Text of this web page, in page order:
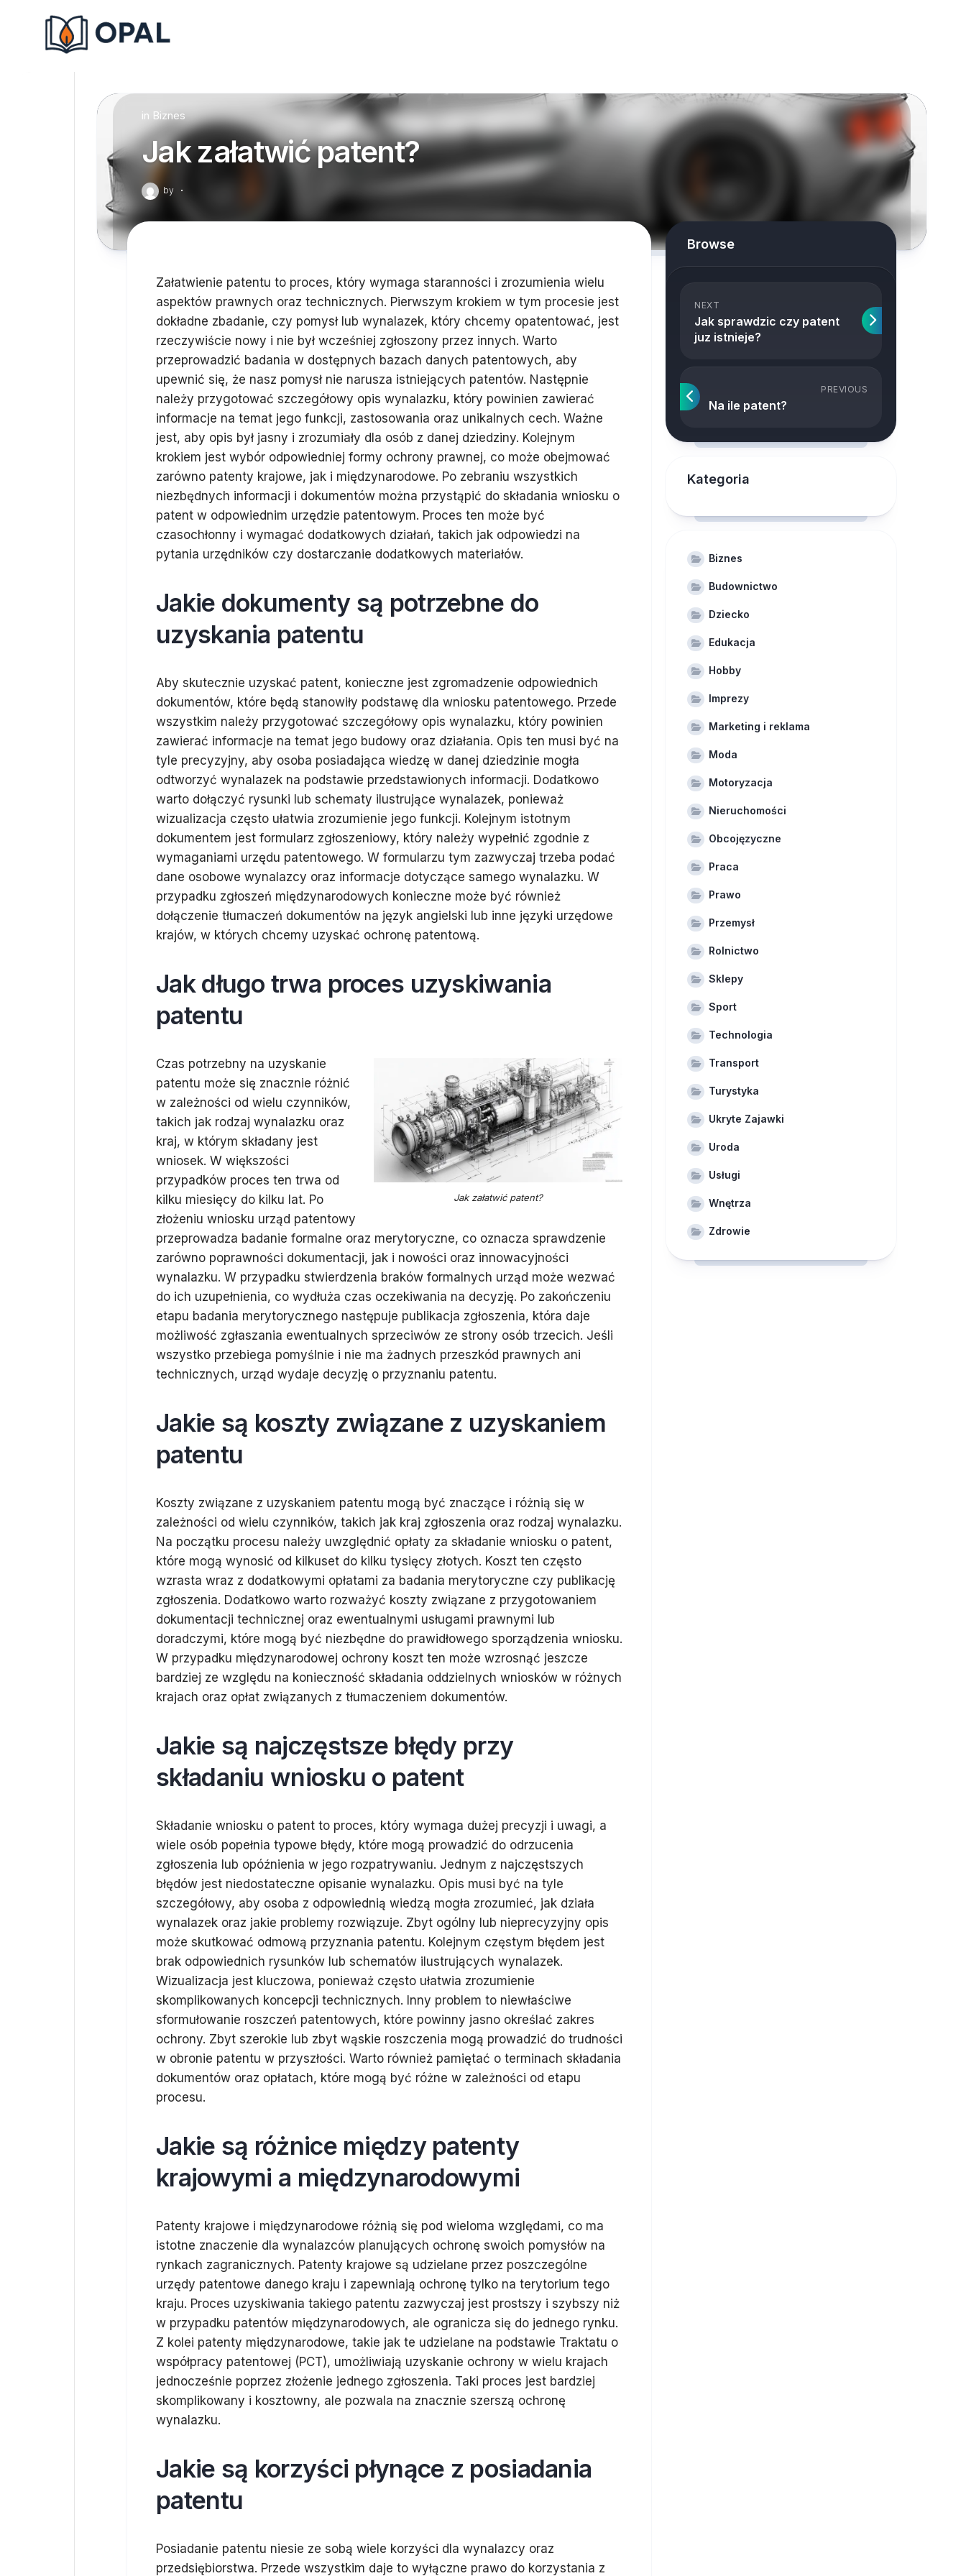
in Biznes
Jak załatwić patent?
by ·
Załatwienie patentu to proces, który wymaga staranności i zrozumienia wielu
aspektów prawnych oraz technicznych. Pierwszym krokiem w tym procesie jest
dokładne zbadanie, czy pomysł lub wynalazek, który chcemy opatentować, jest
rzeczywiście nowy i nie był wcześniej zgłoszony przez innych. Warto
przeprowadzić badania w dostępnych bazach danych patentowych, aby
upewnić się, że nasz pomysł nie narusza istniejących patentów. Następnie
należy przygotować szczegółowy opis wynalazku, który powinien zawierać
informacje na temat jego funkcji, zastosowania oraz unikalnych cech. Ważne
jest, aby opis był jasny i zrozumiały dla osób z danej dziedziny. Kolejnym
krokiem jest wybór odpowiedniej formy ochrony prawnej, co może obejmować
zarówno patenty krajowe, jak i międzynarodowe. Po zebraniu wszystkich
niezbędnych informacji i dokumentów można przystąpić do składania wniosku o
patent w odpowiednim urzędzie patentowym. Proces ten może być
czasochłonny i wymagać dodatkowych działań, takich jak odpowiedzi na
pytania urzędników czy dostarczanie dodatkowych materiałów.
Jakie dokumenty są potrzebne do
uzyskania patentu
Aby skutecznie uzyskać patent, konieczne jest zgromadzenie odpowiednich
dokumentów, które będą stanowiły podstawę dla wniosku patentowego. Przede
wszystkim należy przygotować szczegółowy opis wynalazku, który powinien
zawierać informacje na temat jego budowy oraz działania. Opis ten musi być na
tyle precyzyjny, aby osoba posiadająca wiedzę w danej dziedzinie mogła
odtworzyć wynalazek na podstawie przedstawionych informacji. Dodatkowo
warto dołączyć rysunki lub schematy ilustrujące wynalazek, ponieważ
wizualizacja często ułatwia zrozumienie jego funkcji. Kolejnym istotnym
dokumentem jest formularz zgłoszeniowy, który należy wypełnić zgodnie z
wymaganiami urzędu patentowego. W formularzu tym zazwyczaj trzeba podać
dane osobowe wynalazcy oraz informacje dotyczące samego wynalazku. W
przypadku zgłoszeń międzynarodowych konieczne może być również
dołączenie tłumaczeń dokumentów na język angielski lub inne języki urzędowe
krajów, w których chcemy uzyskać ochronę patentową.
Jak długo trwa proces uzyskiwania
patentu
Jak załatwić patent?
Czas potrzebny na uzyskanie
patentu może się znacznie różnić
w zależności od wielu czynników,
takich jak rodzaj wynalazku oraz
kraj, w którym składany jest
wniosek. W większości
przypadków proces ten trwa od
kilku miesięcy do kilku lat. Po
złożeniu wniosku urząd patentowy
przeprowadza badanie formalne oraz merytoryczne, co oznacza sprawdzenie
zarówno poprawności dokumentacji, jak i nowości oraz innowacyjności
wynalazku. W przypadku stwierdzenia braków formalnych urząd może wezwać
do ich uzupełnienia, co wydłuża czas oczekiwania na decyzję. Po zakończeniu
etapu badania merytorycznego następuje publikacja zgłoszenia, która daje
możliwość zgłaszania ewentualnych sprzeciwów ze strony osób trzecich. Jeśli
wszystko przebiega pomyślnie i nie ma żadnych przeszkód prawnych ani
technicznych, urząd wydaje decyzję o przyznaniu patentu.
Jakie są koszty związane z uzyskaniem
patentu
Koszty związane z uzyskaniem patentu mogą być znaczące i różnią się w
zależności od wielu czynników, takich jak kraj zgłoszenia oraz rodzaj wynalazku.
Na początku procesu należy uwzględnić opłaty za składanie wniosku o patent,
które mogą wynosić od kilkuset do kilku tysięcy złotych. Koszt ten często
wzrasta wraz z dodatkowymi opłatami za badania merytoryczne czy publikację
zgłoszenia. Dodatkowo warto rozważyć koszty związane z przygotowaniem
dokumentacji technicznej oraz ewentualnymi usługami prawnymi lub
doradczymi, które mogą być niezbędne do prawidłowego sporządzenia wniosku.
W przypadku międzynarodowej ochrony koszt ten może wzrosnąć jeszcze
bardziej ze względu na konieczność składania oddzielnych wniosków w różnych
krajach oraz opłat związanych z tłumaczeniem dokumentów.
Jakie są najczęstsze błędy przy
składaniu wniosku o patent
Składanie wniosku o patent to proces, który wymaga dużej precyzji i uwagi, a
wiele osób popełnia typowe błędy, które mogą prowadzić do odrzucenia
zgłoszenia lub opóźnienia w jego rozpatrywaniu. Jednym z najczęstszych
błędów jest niedostateczne opisanie wynalazku. Opis musi być na tyle
szczegółowy, aby osoba z odpowiednią wiedzą mogła zrozumieć, jak działa
wynalazek oraz jakie problemy rozwiązuje. Zbyt ogólny lub nieprecyzyjny opis
może skutkować odmową przyznania patentu. Kolejnym częstym błędem jest
brak odpowiednich rysunków lub schematów ilustrujących wynalazek.
Wizualizacja jest kluczowa, ponieważ często ułatwia zrozumienie
skomplikowanych koncepcji technicznych. Inny problem to niewłaściwe
sformułowanie roszczeń patentowych, które powinny jasno określać zakres
ochrony. Zbyt szerokie lub zbyt wąskie roszczenia mogą prowadzić do trudności
w obronie patentu w przyszłości. Warto również pamiętać o terminach składania
dokumentów oraz opłatach, które mogą być różne w zależności od etapu
procesu.
Jakie są różnice między patenty
krajowymi a międzynarodowymi
Patenty krajowe i międzynarodowe różnią się pod wieloma względami, co ma
istotne znaczenie dla wynalazców planujących ochronę swoich pomysłów na
rynkach zagranicznych. Patenty krajowe są udzielane przez poszczególne
urzędy patentowe danego kraju i zapewniają ochronę tylko na terytorium tego
kraju. Proces uzyskiwania takiego patentu zazwyczaj jest prostszy i szybszy niż
w przypadku patentów międzynarodowych, ale ogranicza się do jednego rynku.
Z kolei patenty międzynarodowe, takie jak te udzielane na podstawie Traktatu o
współpracy patentowej (PCT), umożliwiają uzyskanie ochrony w wielu krajach
jednocześnie poprzez złożenie jednego zgłoszenia. Taki proces jest bardziej
skomplikowany i kosztowny, ale pozwala na znacznie szerszą ochronę
wynalazku.
Jakie są korzyści płynące z posiadania
patentu
Posiadanie patentu niesie ze sobą wiele korzyści dla wynalazcy oraz
przedsiębiorstwa. Przede wszystkim daje to wyłączne prawo do korzystania z
Browse
NEXT
Jak sprawdzic czy patent
juz istnieje?
PREVIOUS
Na ile patent?
Kategoria
Biznes
Budownictwo
Dziecko
Edukacja
Hobby
Imprezy
Marketing i reklama
Moda
Motoryzacja
Nieruchomości
Obcojęzyczne
Praca
Prawo
Przemysł
Rolnictwo
Sklepy
Sport
Technologia
Transport
Turystyka
Ukryte Zajawki
Uroda
Usługi
Wnętrza
Zdrowie